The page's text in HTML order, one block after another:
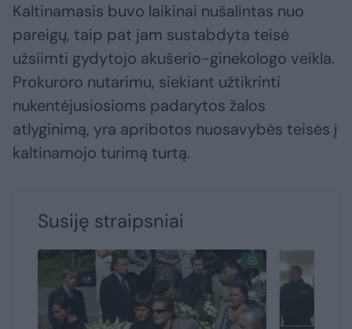
Kaltinamasis buvo laikinai nušalintas nuo
pareigų, taip pat jam sustabdyta teisė
užsiimti gydytojo akušerio-ginekologo veikla.
Prokuroro nutarimu, siekiant užtikrinti
nukentėjusiosioms padarytos žalos
atlyginimą, yra apribotos nuosavybės teisės į
kaltinamojo turimą turtą.
Susiję straipsniai